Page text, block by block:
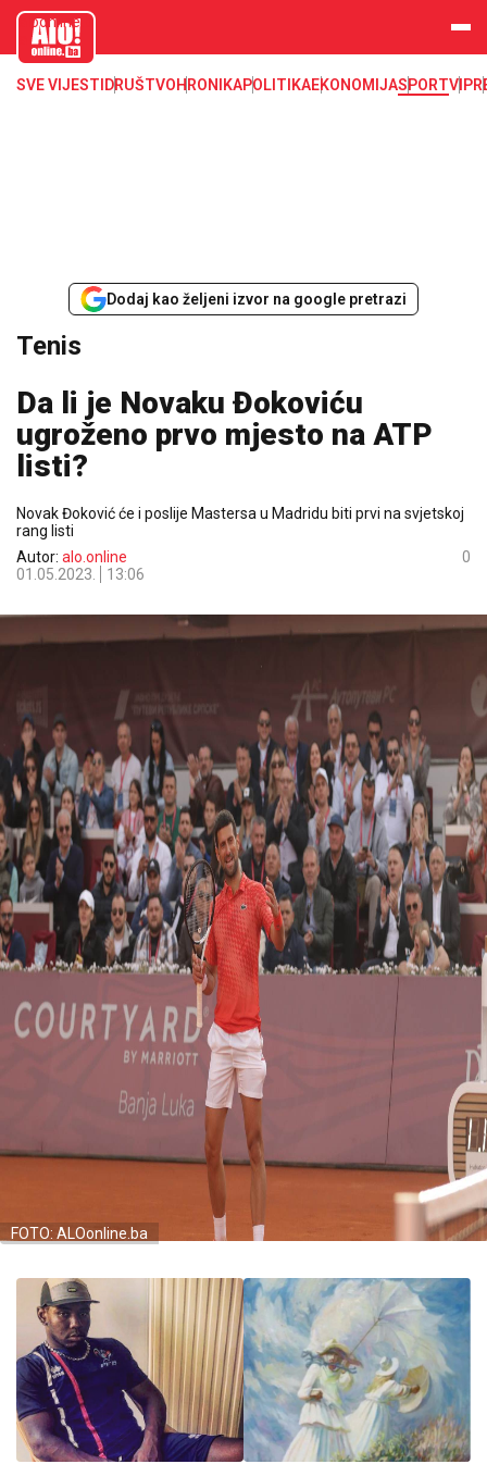
aloonline.b
SVE VIJESTI DRUŠTVOHRONIKAPOLITIKAEKONOMIJASPORTVIP
Dodaj kao željeni izvor na google pretrazi
Tenis
Da li je Novaku Đokoviću
ugroženo prvo mjesto na ATP
listi?
Novak Đoković će i poslije Mastersa u Madridu biti prvi na svjetskoj
rang listi
Autor: alo.online
01.05.2023.
13:06
0
FOTO: ALOonline.ba